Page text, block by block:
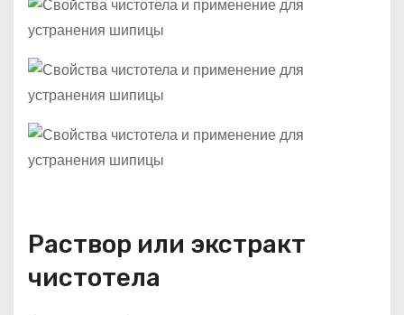
Раствор или экстракт
чистотела